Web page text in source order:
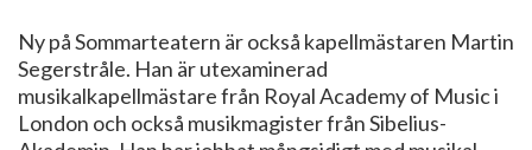
Ny på Sommarteatern är också kapellmästaren Martin
Segerstråle. Han är utexaminerad
musikalkapellmästare från Royal Academy of Music i
London och också musikmagister från Sibelius-